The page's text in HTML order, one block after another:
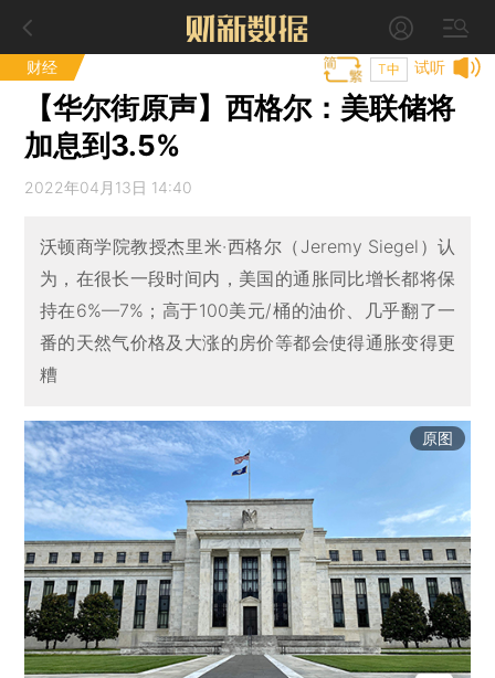
财经 试听
T中
【华尔街原声】西格尔：美联储将
加息到3.5%
2022年04月13日 14:40
沃顿商学院教授杰里米·西格尔（Jeremy Siegel）认
为，在很长一段时间内，美国的通胀同比增长都将保
持在6%—7%；高于100美元/桶的油价、几乎翻了一
番的天然气价格及大涨的房价等都会使得通胀变得更
糟
原图